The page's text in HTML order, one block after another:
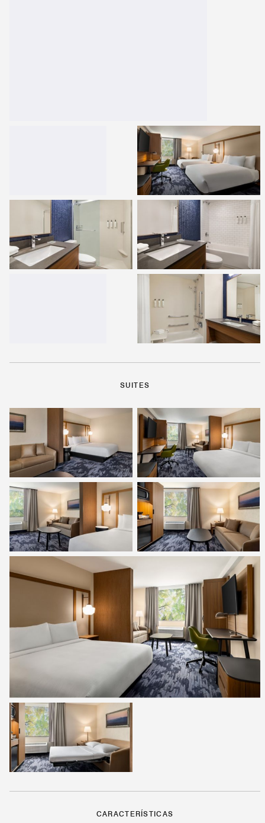
SUITES
CARACTERÍSTICAS